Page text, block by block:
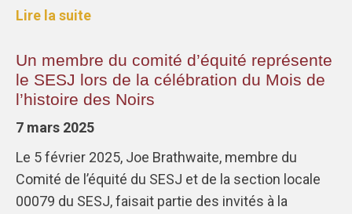
Lire la suite
Un membre du comité d’équité représente
le SESJ lors de la célébration du Mois de
l’histoire des Noirs
7 mars 2025
Le 5 février 2025, Joe Brathwaite, membre du
Comité de l’équité du SESJ et de la section locale
00079 du SESJ, faisait partie des invités à la